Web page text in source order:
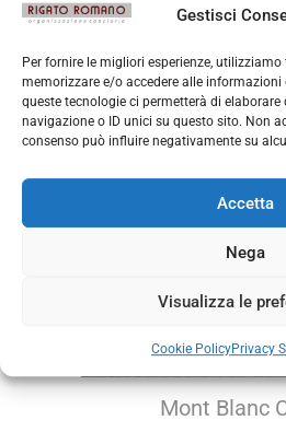
Gestisci
Per fornire le migliori esperienze,
memorizzare e/o accedere alle
queste tecnologie ci permetterà di
navigazione o ID unici su questo sito. Non
consenso può influire negativamente su
Accetta
Nega
Visualizza le
Cookie PolicyPrivacy
Mont Blanc